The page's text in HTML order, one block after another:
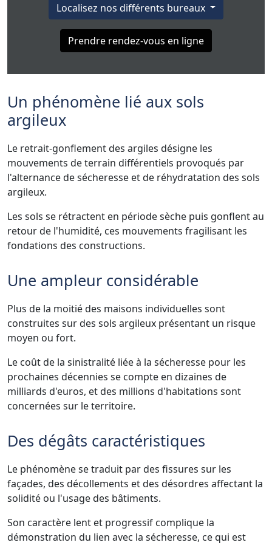
Localisez nos différents bureaux
Prendre rendez-vous en ligne
Un phénomène lié aux sols
argileux
Le retrait-gonflement des argiles désigne les
mouvements de terrain différentiels provoqués par
l'alternance de sécheresse et de réhydratation des sols
argileux.
Les sols se rétractent en période sèche puis gonflent au
retour de l'humidité, ces mouvements fragilisant les
fondations des constructions.
Une ampleur considérable
Plus de la moitié des maisons individuelles sont
construites sur des sols argileux présentant un risque
moyen ou fort.
Le coût de la sinistralité liée à la sécheresse pour les
prochaines décennies se compte en dizaines de
milliards d'euros, et des millions d'habitations sont
concernées sur le territoire.
Des dégâts caractéristiques
Le phénomène se traduit par des fissures sur les
façades, des décollements et des désordres affectant la
solidité ou l'usage des bâtiments.
Son caractère lent et progressif complique la
démonstration du lien avec la sécheresse, ce qui est